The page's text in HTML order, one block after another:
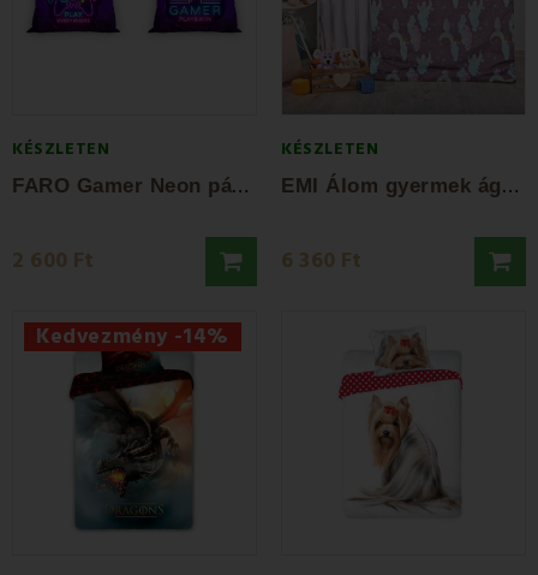
KÉSZLETEN
F
ARO Gamer Neon párnahuzat 40x40 cm
2 600 Ft
KÉSZLETEN
E
MI Álom gyermek ágyneműhuzat
6 360 Ft
Kedvezmény -14%